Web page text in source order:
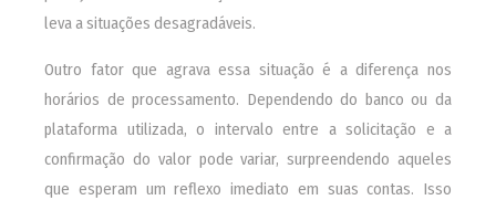
leva a situações desagradáveis.
Outro fator que agrava essa situação é a diferença nos
horários de processamento. Dependendo do banco ou da
plataforma utilizada, o intervalo entre a solicitação e a
confirmação do valor pode variar, surpreendendo aqueles
que esperam um reflexo imediato em suas contas. Isso